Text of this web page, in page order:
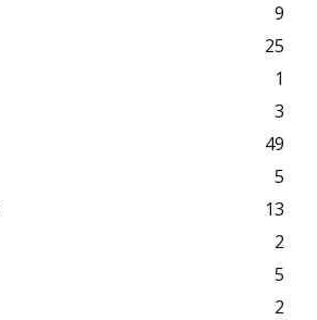
9
25
1
3
49
5
13
2
5
2